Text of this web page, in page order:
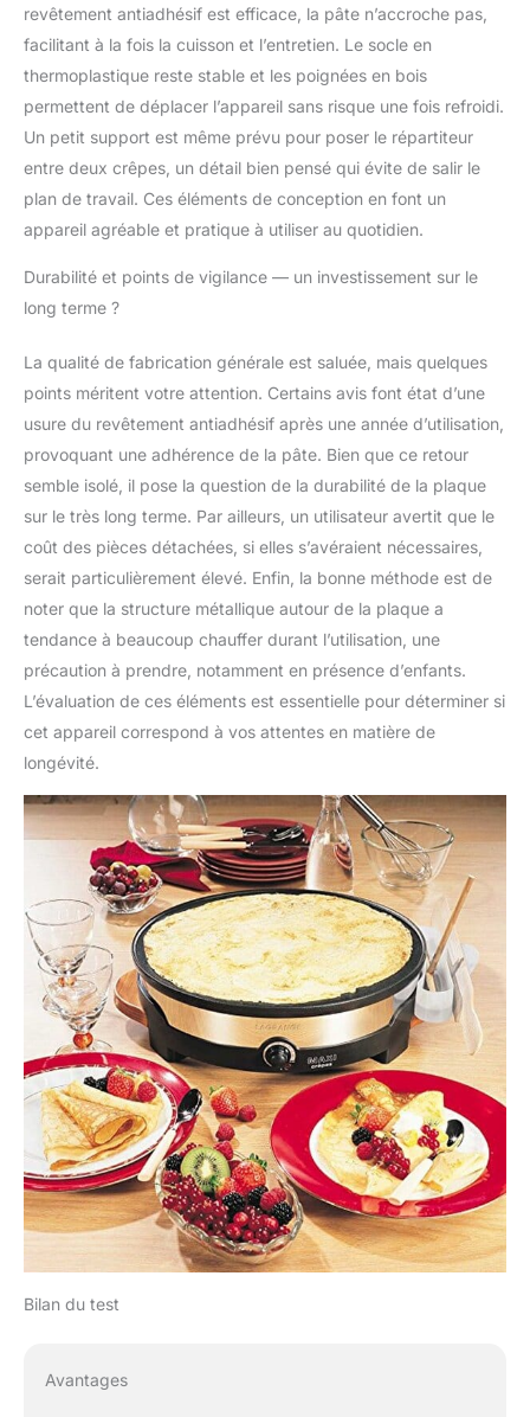
revêtement antiadhésif est efficace, la pâte n’accroche pas,
facilitant à la fois la cuisson et l’entretien. Le socle en
thermoplastique reste stable et les poignées en bois
permettent de déplacer l’appareil sans risque une fois refroidi.
Un petit support est même prévu pour poser le répartiteur
entre deux crêpes, un détail bien pensé qui évite de salir le
plan de travail. Ces éléments de conception en font un
appareil agréable et pratique à utiliser au quotidien.
Durabilité et points de vigilance — un investissement sur le
long terme ?
La qualité de fabrication générale est saluée, mais quelques
points méritent votre attention. Certains avis font état d’une
usure du revêtement antiadhésif après une année d’utilisation,
provoquant une adhérence de la pâte. Bien que ce retour
semble isolé, il pose la question de la durabilité de la plaque
sur le très long terme. Par ailleurs, un utilisateur avertit que le
coût des pièces détachées, si elles s’avéraient nécessaires,
serait particulièrement élevé. Enfin, la bonne méthode est de
noter que la structure métallique autour de la plaque a
tendance à beaucoup chauffer durant l’utilisation, une
précaution à prendre, notamment en présence d’enfants.
L’évaluation de ces éléments est essentielle pour déterminer si
cet appareil correspond à vos attentes en matière de
longévité.
Bilan du test
Avantages